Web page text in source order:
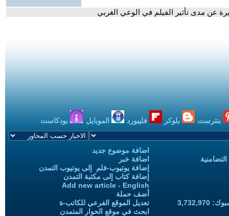
مدى تأثير الفيلم في الوعي الغربي
بنترست بلوكر فليبورد الموبايل بودكاست
اضافة موضوع جديد
اضافة خبر
إضافة يوتيوب-فلم إلى يوتيوب التمدن
إضافة كتاب إلى مكتبة التمدن
Add new article - English
أضف حملة
تعديل الموقع الفرعي للكاتب-ة
ابحث في موقع الحوار المتمدن